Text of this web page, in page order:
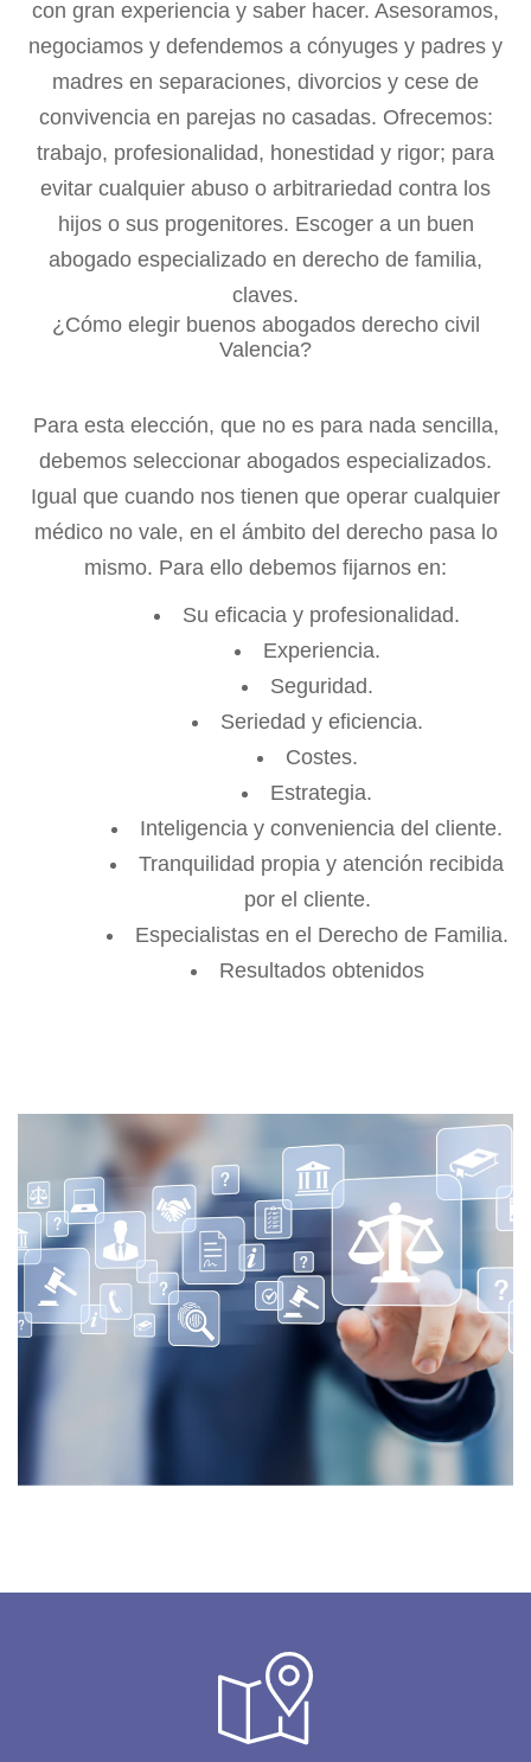
con gran experiencia y saber hacer. Asesoramos,
negociamos y defendemos a cónyuges y padres y
madres en separaciones, divorcios y cese de
convivencia en parejas no casadas. Ofrecemos:
trabajo, profesionalidad, honestidad y rigor; para
evitar cualquier abuso o arbitrariedad contra los
hijos o sus progenitores. Escoger a un buen
abogado especializado en derecho de familia,
claves.
¿Cómo elegir buenos abogados derecho civil
Valencia?
Para esta elección, que no es para nada sencilla,
debemos seleccionar abogados especializados.
Igual que cuando nos tienen que operar cualquier
médico no vale, en el ámbito del derecho pasa lo
mismo. Para ello debemos fijarnos en:
Su eficacia y profesionalidad.
Experiencia.
Seguridad.
Seriedad y eficiencia.
Costes.
Estrategia.
Inteligencia y conveniencia del cliente.
Tranquilidad propia y atención recibida
por el cliente.
Especialistas en el Derecho de Familia.
Resultados obtenidos